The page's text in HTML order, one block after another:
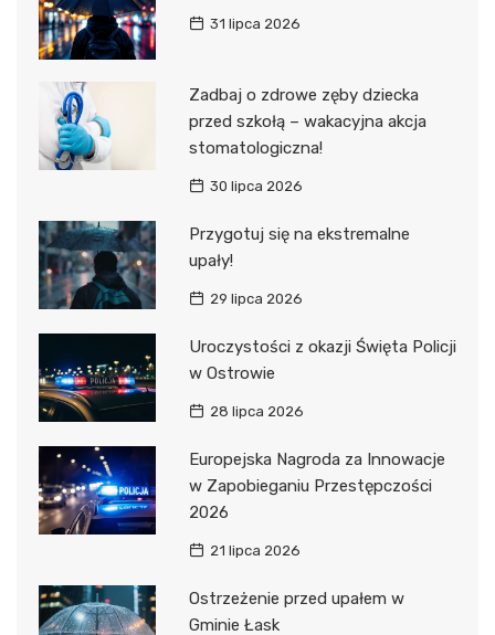
31 lipca 2026
Zadbaj o zdrowe zęby dziecka
przed szkołą – wakacyjna akcja
stomatologiczna!
30 lipca 2026
Przygotuj się na ekstremalne
upały!
29 lipca 2026
Uroczystości z okazji Święta Policji
w Ostrowie
28 lipca 2026
Europejska Nagroda za Innowacje
w Zapobieganiu Przestępczości
2026
21 lipca 2026
Ostrzeżenie przed upałem w
Gminie Łask